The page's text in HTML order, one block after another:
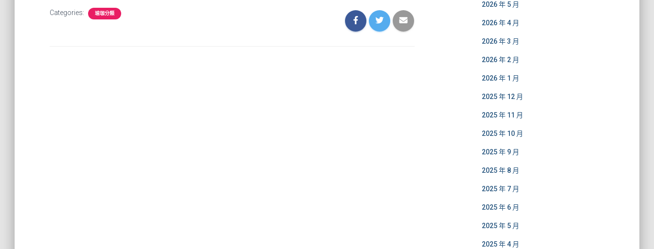
Categories: 瑜珈分類
2026 年 5 月
2026 年 4 月
2026 年 3 月
2026 年 2 月
2026 年 1 月
2025 年 12 月
2025 年 11 月
2025 年 10 月
2025 年 9 月
2025 年 8 月
2025 年 7 月
2025 年 6 月
2025 年 5 月
2025 年 4 月